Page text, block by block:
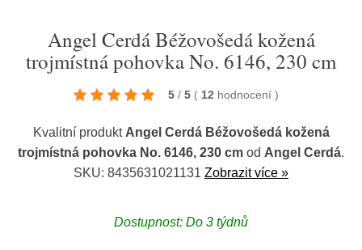
Angel Cerdá Béžovošedá kožená
trojmístná pohovka No. 6146, 230 cm
5 / 5 ( 12 hodnocení )
Kvalitní produkt Angel Cerdá Béžovošedá kožená
trojmístná pohovka No. 6146, 230 cm od Angel Cerdá.
SKU: 8435631021131 Zobrazit více »
Dostupnost: Do 3 týdnů